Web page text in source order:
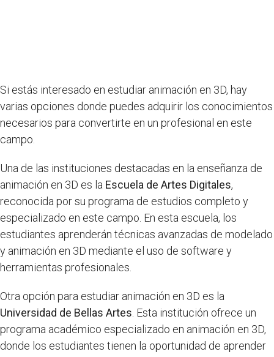
Si estás interesado en estudiar animación en 3D, hay
varias opciones donde puedes adquirir los conocimientos
necesarios para convertirte en un profesional en este
campo.
Una de las instituciones destacadas en la enseñanza de
animación en 3D es la Escuela de Artes Digitales,
reconocida por su programa de estudios completo y
especializado en este campo. En esta escuela, los
estudiantes aprenderán técnicas avanzadas de modelado
y animación en 3D mediante el uso de software y
herramientas profesionales.
Otra opción para estudiar animación en 3D es la
Universidad de Bellas Artes . Esta institución ofrece un
programa académico especializado en animación en 3D,
donde los estudiantes tienen la oportunidad de aprender